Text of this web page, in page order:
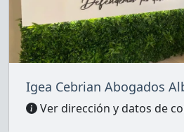
Igea Cebrian Abogados
Ver dirección y datos de